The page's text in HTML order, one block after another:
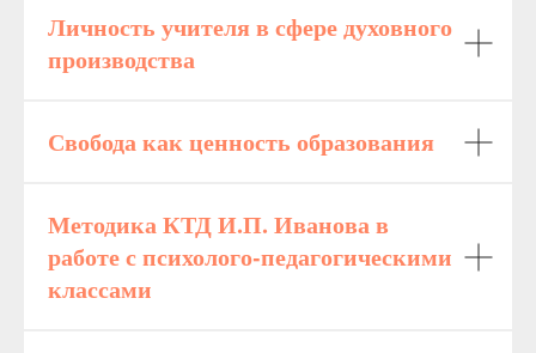
Личность учителя в сфере духовного
производства
Свобода как ценность образования
Методика КТД И.П. Иванова в
работе с психолого-педагогическими
классами